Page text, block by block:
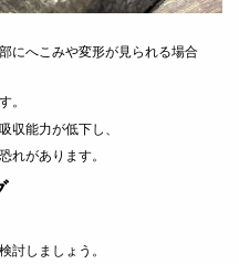
にへこみや変形が見られる場合
。
収能力が低下し、
れがあります。
討しましょう。